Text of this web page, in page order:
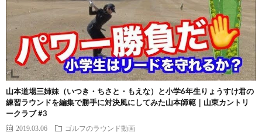
山本道場三姉妹（いつき・ちさと・もえな）と小学6年生りょうすけ君の
練習ラウンドを編集で勝手に対決風にしてみた山本師範｜山東カントリ
ークラブ #3
2019.03.06 ゴルフのラウンド動画